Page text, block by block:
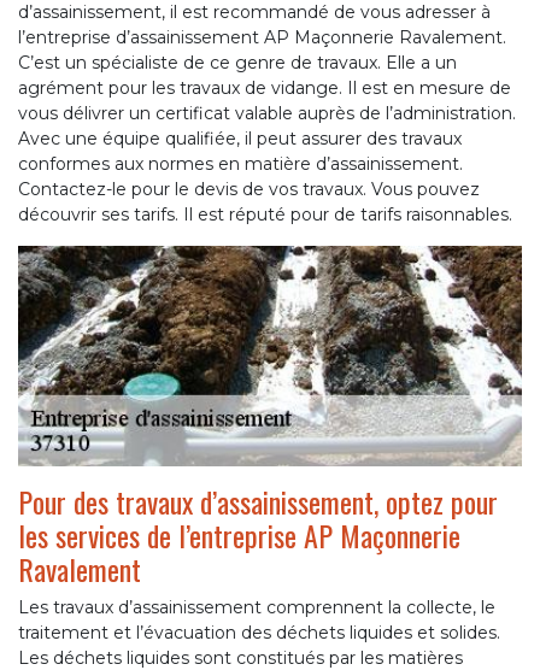
d’assainissement, il est recommandé de vous adresser à
l’entreprise d’assainissement AP Maçonnerie Ravalement.
C’est un spécialiste de ce genre de travaux. Elle a un
agrément pour les travaux de vidange. Il est en mesure de
vous délivrer un certificat valable auprès de l’administration.
Avec une équipe qualifiée, il peut assurer des travaux
conformes aux normes en matière d’assainissement.
Contactez-le pour le devis de vos travaux. Vous pouvez
découvrir ses tarifs. Il est réputé pour de tarifs raisonnables.
Pour des travaux d’assainissement, optez pour
les services de l’entreprise AP Maçonnerie
Ravalement
Les travaux d’assainissement comprennent la collecte, le
traitement et l’évacuation des déchets liquides et solides.
Les déchets liquides sont constitués par les matières